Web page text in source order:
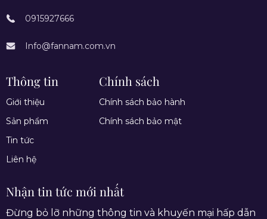
0915927666
Info@fannam.com.vn
Thông tin
Giới thiệu
Sản phẩm
Tin tức
Liên hệ
Chính sách
Chính sách bảo hành
Chính sách bảo mật
Nhận tin tức mới nhất
Đừng bỏ lỡ những thông tin và khuyến mại hấp dẫn